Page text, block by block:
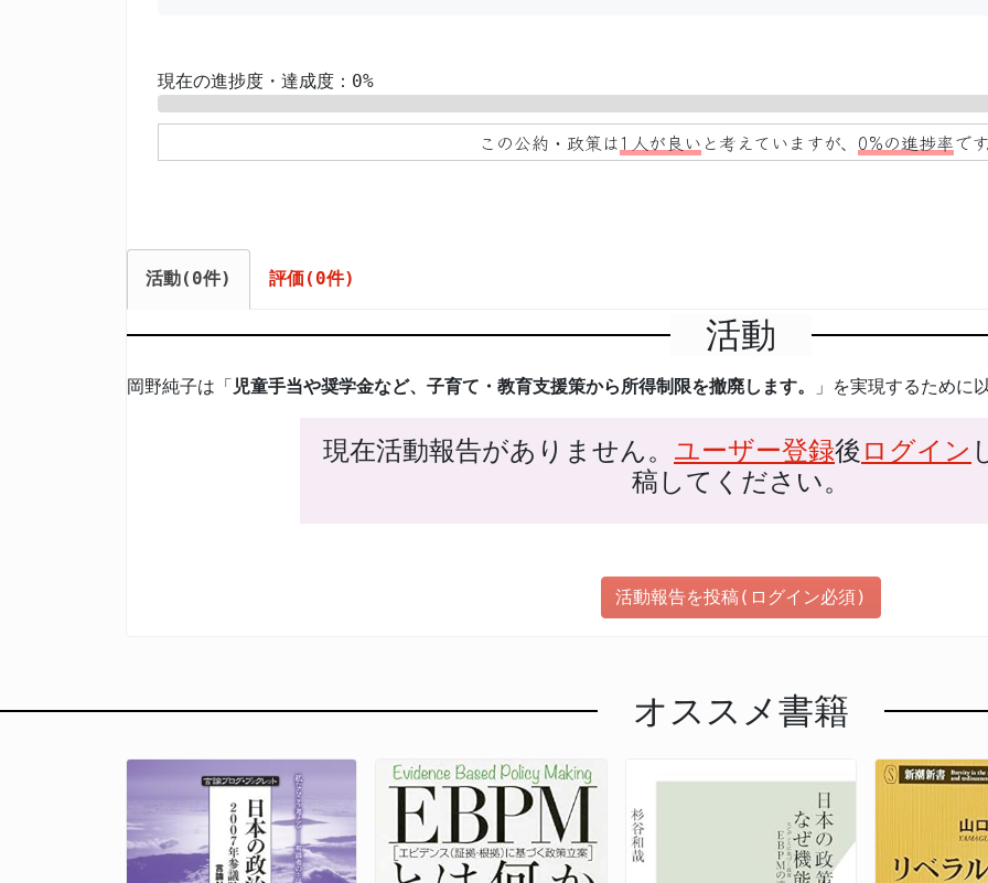
現在の進捗度・達成度：0%
この公約・政策は1人が良い と考えていますが、 0%の進捗率で
活動(0件) 評価(0件)
活動
岡野純子は「 児童手当や奨学金など、子育て・教育支援策から所得制限を撤廃します。 」を実現するために
現在活動報告がありません。 ユーザー登録後 ログイン
稿してください。
活動報告を投稿(ログイン必須)
オススメ書籍